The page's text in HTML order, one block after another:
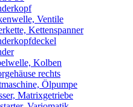
Ventile
Kettenspanner
Kolben
rechts
Ölpumpe
Matrixgetriebe